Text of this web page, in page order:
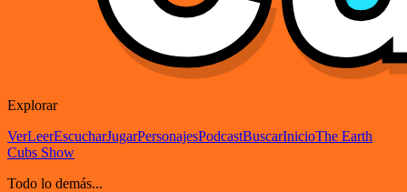
Explorar
VerLeerEscucharJugarPersonajesPodcastBuscarInicioThe Earth
Cubs Show
Todo lo demás...